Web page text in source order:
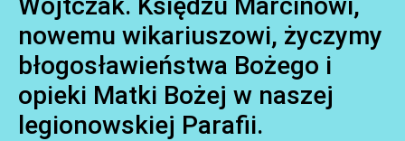
nowemu wikariuszowi, życzymy
błogosławieństwa Bożego i
opieki Matki Bożej w naszej
legionowskiej Parafii.